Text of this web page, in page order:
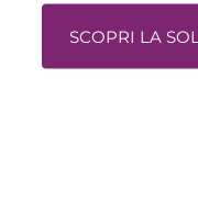
SCOPRI LA